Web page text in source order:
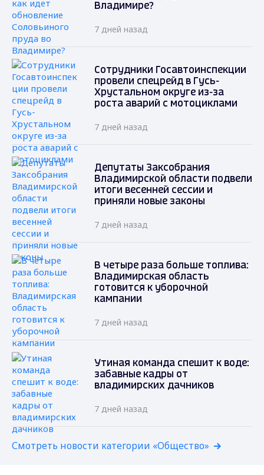
Владимире?
7 дней назад
Сотрудники Госавтоинспекции
провели спецрейд в Гусь-
Хрустальном округе из-за
роста аварий с мотоциклами
7 дней назад
Депутаты Заксобрания
Владимирской области подвели
итоги весенней сессии и
приняли новые законы
7 дней назад
В четыре раза больше топлива:
Владимирская область
готовится к уборочной
кампании
7 дней назад
Утиная команда спешит к воде:
забавные кадры от
владимирских дачников
7 дней назад
Смотреть новости категории «Общество»